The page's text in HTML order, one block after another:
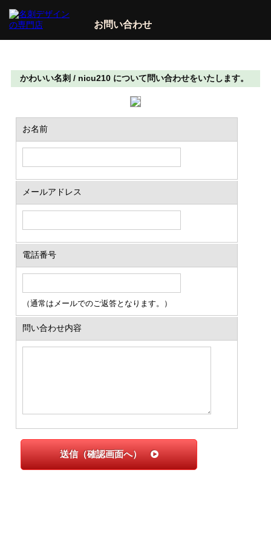
お問い合わせ
かわいい名刺 / nicu210 について問い合わせをいたします。
お名前
メールアドレス
電話番号
（通常はメールでのご返答となります。）
問い合わせ内容
送信（確認画面へ）